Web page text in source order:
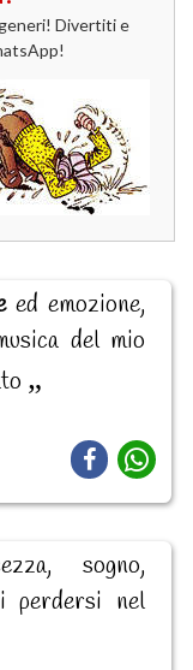
Divertiti e
ed emozione,
del mio
sogno,
perdersi nel